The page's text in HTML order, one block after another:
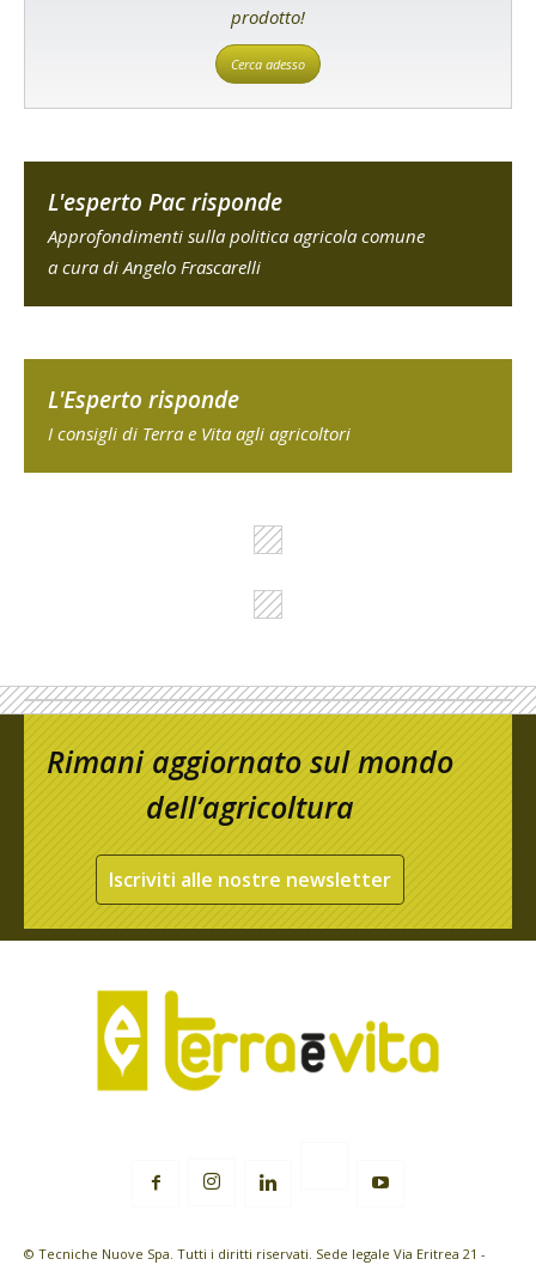
prodotto!
Cerca adesso
L'esperto Pac risponde
Approfondimenti sulla politica agricola comune
a cura di Angelo Frascarelli
L'Esperto risponde
I consigli di Terra e Vita agli agricoltori
Rimani aggiornato sul mondo
dell’agricoltura
Iscriviti alle nostre newsletter
© Tecniche Nuove Spa. Tutti i diritti riservati. Sede legale Via Eritrea 21 -